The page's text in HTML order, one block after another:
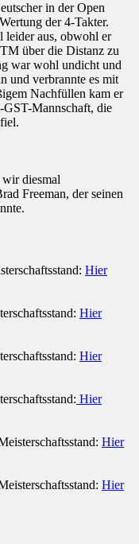
in der Open
der 4-Takter.
leider aus, obwohl er
über die Distanz zu
war wohl undicht und
und verbrannte es mit
Nachfüllen kam er
Mannschaft, die
diesmal
Freeman, der seinen
Hier
Hier
Hier
Hier
Hier
Hier